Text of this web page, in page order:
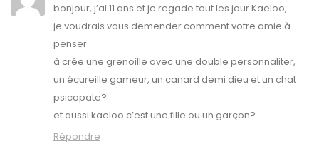
bonjour, j’ai 11 ans et je regade tout les jour Kaeloo,
je voudrais vous demender comment votre amie à
penser
à crée une grenoille avec une double personnaliter,
un écureille gameur, un canard demi dieu et un chat
psicopate?
et aussi kaeloo c’est une fille ou un garçon?
Répondre